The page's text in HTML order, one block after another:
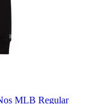
MLB Regular